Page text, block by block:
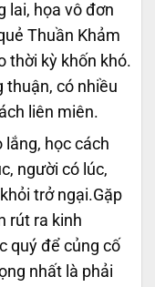
lai, họa vô đơn
Thuần Khảm
thời kỳ khốn khó.
thuận, có nhiều
liên miên.
lắng, học cách
người có lúc,
trở ngại.Gặp
rút ra kinh
quý để củng cố
nhất là phải